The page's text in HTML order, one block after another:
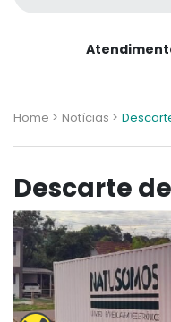
Home > Notícias >
Descarte